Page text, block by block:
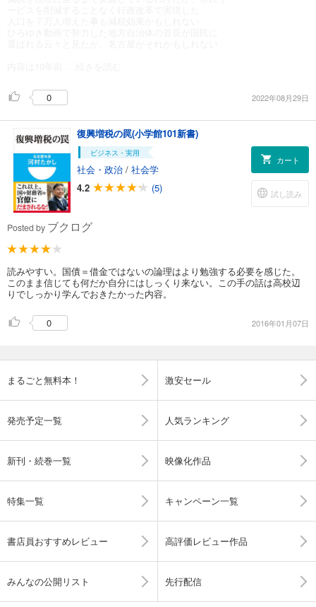
0 2022年08月29日
復興増税の罠(小学館101新書)
ビジネス・実用
社会・政治 / 社会学
4.2
(5)
カート
試し読み
Posted by ブクログ
読みやすい。国債＝借金ではないの論理はより勉強する必要を感じた。
このまま信じても何だか自分にはしっくり来ない。この手の話は高校辺
りでしっかり学んでおきたかった内容。
0 2016年01月07日
まるごと無料本！ 激安セール
発売予定一覧 人気ランキング
新刊・続巻一覧 映像化作品
特集一覧 キャンペーン一覧
書店員おすすめレビュー 高評価レビュー作品
みんなの公開リスト 先行配信